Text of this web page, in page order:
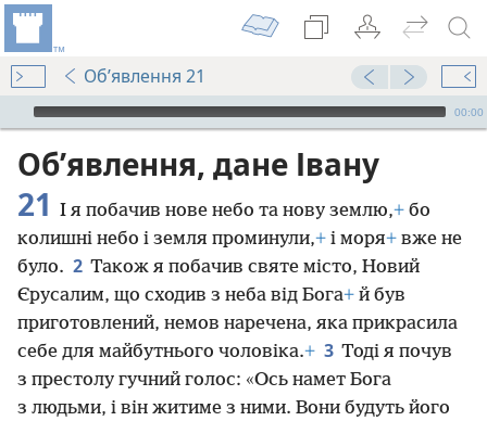
Об’явлення 21
Audio Player
00:00
Об’явлення, дане Івану
21 І я побачив нове небо та нову землю,+ бо
колишні небо і земля проминули,+ і моря+ вже не
було. 2 Також я побачив святе місто, Новий
Єрусалим, що сходив з неба від Бога+ й був
приготовлений, немов наречена, яка прикрасила
себе для майбутнього чоловіка.+ 3 Тоді я почув
з престолу гучний голос: «Ось намет Бога
з людьми, і він житиме з ними. Вони будуть його